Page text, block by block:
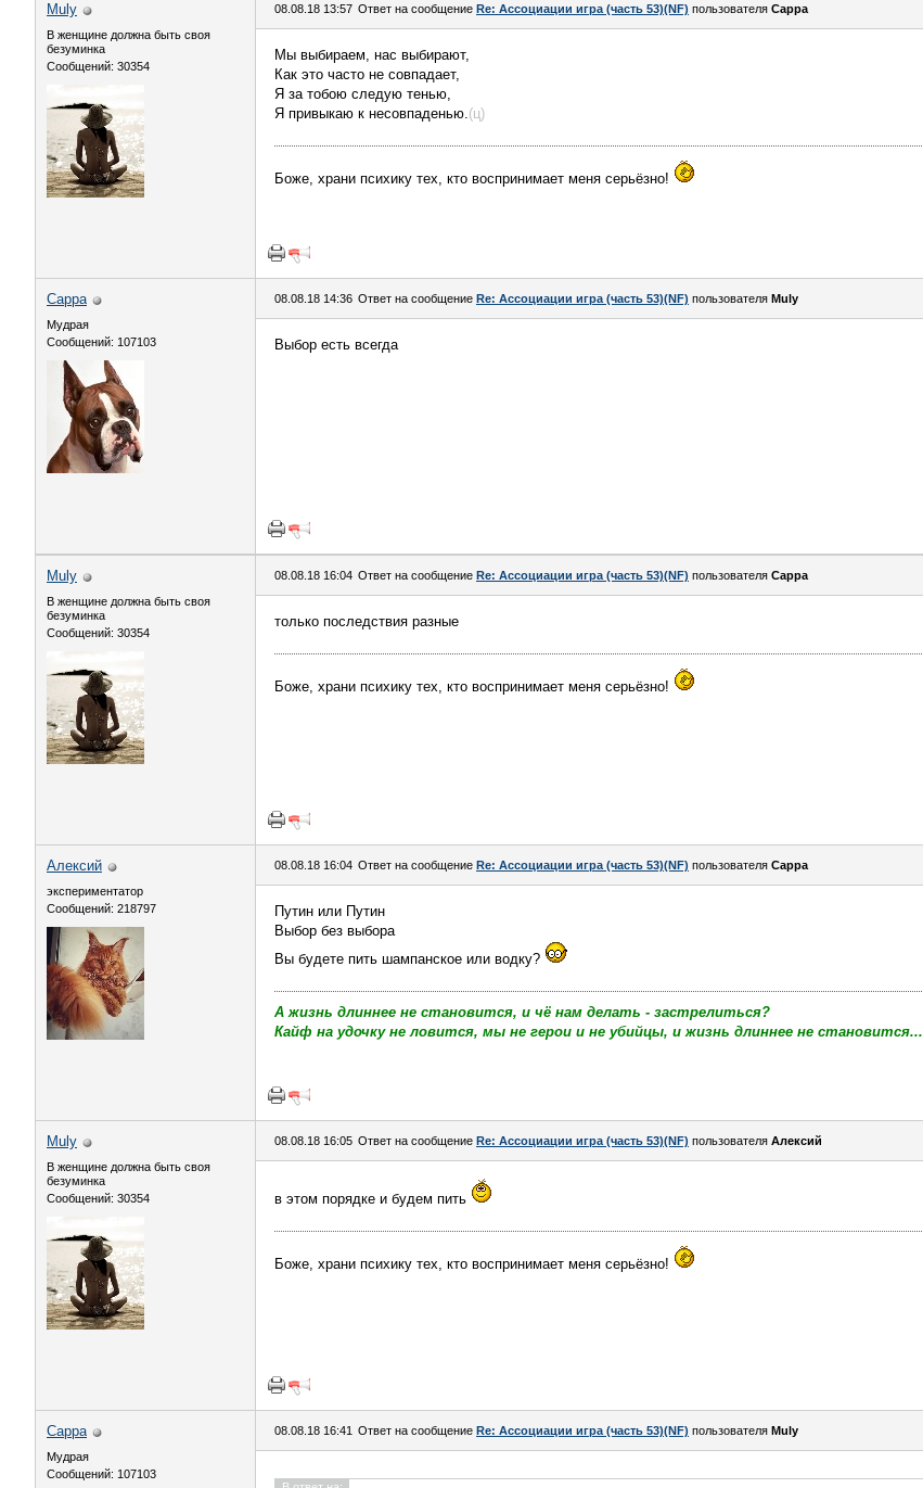
Muly
В женщине должна быть своя
безyминка
Сообщений: 30354
08.08.18 13:57 Ответ на сообщение Re: Ассоциации игра (часть 53)(NF) пользователя Сарра
Мы выбираем, нас выбирают,
Как это часто не совпадает,
Я за тобою следую тенью,
Я привыкаю к несовпаденью.(ц)
Боже, храни психику тех, кто воспринимает меня серьёзно!
Сарра
Мудрая
Сообщений: 107103
08.08.18 14:36 Ответ на сообщение Re: Ассоциации игра (часть 53)(NF) пользователя Muly
Выбор есть всегда
Muly
В женщине должна быть своя
безyминка
Сообщений: 30354
08.08.18 16:04 Ответ на сообщение Re: Ассоциации игра (часть 53)(NF) пользователя Сарра
только последствия разные
Боже, храни психику тех, кто воспринимает меня серьёзно!
Алексий
экспериментатор
Сообщений: 218797
08.08.18 16:04 Ответ на сообщение Re: Ассоциации игра (часть 53)(NF) пользователя Сарра
Путин или Путин
Выбор без выбора
Вы будете пить шампанское или водку?
А жизнь длиннее не становится, и чё нам делать - застрелиться?
Кайф на удочку не ловится, мы не герои и не убийцы, и жизнь длиннее не становится...
Muly
В женщине должна быть своя
безyминка
Сообщений: 30354
08.08.18 16:05 Ответ на сообщение Re: Ассоциации игра (часть 53)(NF) пользователя Алексий
в этом порядке и будем пить
Боже, храни психику тех, кто воспринимает меня серьёзно!
Сарра
Мудрая
Сообщений: 107103
08.08.18 16:41 Ответ на сообщение Re: Ассоциации игра (часть 53)(NF) пользователя Muly